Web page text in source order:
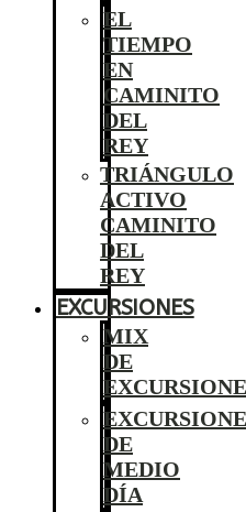
EL
TIEMPO
EN
CAMINITO
DEL
REY
TRIÁNGULO
ACTIVO
CAMINITO
DEL
REY
EXCURSIONES
MIX
DE
DE
MEDIO
DÍA